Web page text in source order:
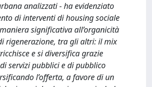
analizzati - ha evidenziato
di interventi di housing sociale
significativa all’organicità
rigenerazione, tra gli altri: il mix
e si diversifica grazie
servizi pubblici e di pubblico
l’offerta, a favore di un